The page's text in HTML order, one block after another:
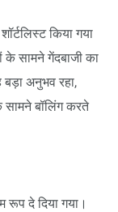
किया गया
के सामने गेंदबाजी का
बड़ा अनुभव रहा,
सामने बॉलिंग करते
दे दिया गया।